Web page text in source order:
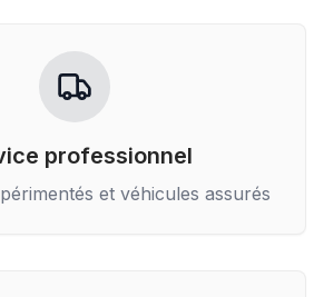
professionnel
et véhicules assurés